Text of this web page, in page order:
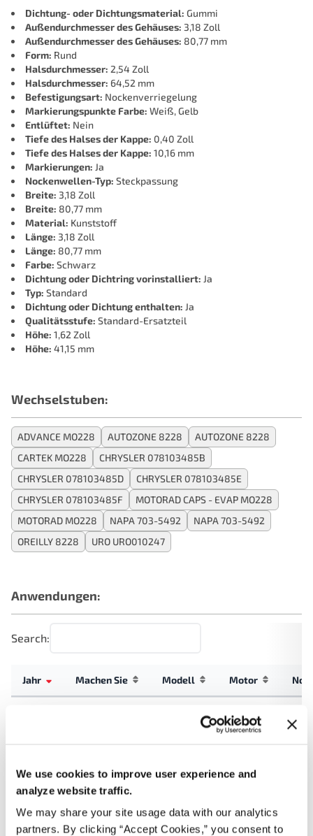
We use cookies to improve user experience and
analyze website traffic.
We may share your site usage data with our analytics
partners. By clicking “Accept Cookies,” you consent to
Dichtung- oder Dichtungsmaterial: Gummi
Außendurchmesser des Gehäuses: 3,18 Zoll
Außendurchmesser des Gehäuses: 80,77 mm
Form: Rund
Halsdurchmesser: 2,54 Zoll
Halsdurchmesser: 64,52 mm
Befestigungsart: Nockenverriegelung
Markierungspunkte Farbe: Weiß, Gelb
Entlüftet: Nein
Tiefe des Halses der Kappe: 0,40 Zoll
Tiefe des Halses der Kappe: 10,16 mm
Markierungen: Ja
Nockenwellen-Typ: Steckpassung
Breite: 3,18 Zoll
Breite: 80,77 mm
Material: Kunststoff
Länge: 3,18 Zoll
Länge: 80,77 mm
Farbe: Schwarz
Dichtung oder Dichtring vorinstalliert: Ja
Typ: Standard
Dichtung oder Dichtung enthalten: Ja
Qualitätsstufe: Standard-Ersatzteil
Höhe: 1,62 Zoll
Höhe: 41,15 mm
Wechselstuben:
ADVANCE MO228 AUTOZONE 8228
AUTOZONE 8228
CARTEK MO228
CHRYSLER 078103485B
CHRYSLER 078103485D
CHRYSLER 078103485E
CHRYSLER 078103485F
MOTORAD CAPS - EVAP MO228
MOTORAD MO228
NAPA 703-5492
NAPA 703-5492
OREILLY 8228
URO URO010247
Anwendungen:
Search:
Jahr Machen Sie Modell Motor
2.8L V6
GAS
2005 Audi
Quattro
Turbo
2004 Audi
Allroad
2.7L V6
Turbo